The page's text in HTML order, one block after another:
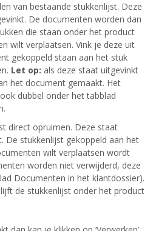
van bestaande stukkenlijst. Deze
De documenten worden dan
die staan onder het product
wilt verplaatsen. Vink je deze uit
gekoppeld staan aan het stuk
Let op: als deze staat uitgevinkt
het document gemaakt. Het
dubbel onder het tabblad
direct opruimen. Deze staat
De stukkenlijst gekoppeld aan het
wilt verplaatsen wordt
worden niet verwijderd, deze
Documenten in het klantdossier).
de stukkenlijst onder het product